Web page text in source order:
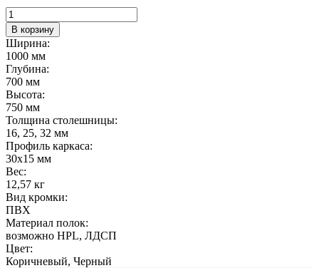
Количество
товара
Стол
Челси
В корзину
Ширина:
1000 мм
Глубина:
700 мм
Высота:
750 мм
Толщина столешницы:
16, 25, 32 мм
Профиль каркаса:
30х15 мм
Вес:
12,57 кг
Вид кромки:
ПВХ
Материал полок:
возможно HPL, ЛДСП
Цвет:
Коричневый, Черный